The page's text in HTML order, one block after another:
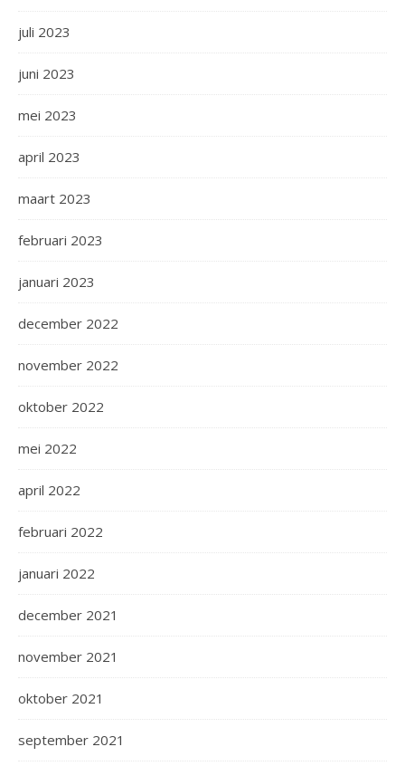
juli 2023
juni 2023
mei 2023
april 2023
maart 2023
februari 2023
januari 2023
december 2022
november 2022
oktober 2022
mei 2022
april 2022
februari 2022
januari 2022
december 2021
november 2021
oktober 2021
september 2021